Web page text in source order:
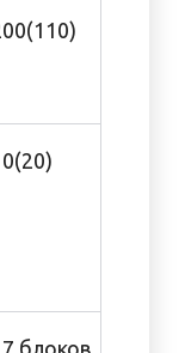
блоков